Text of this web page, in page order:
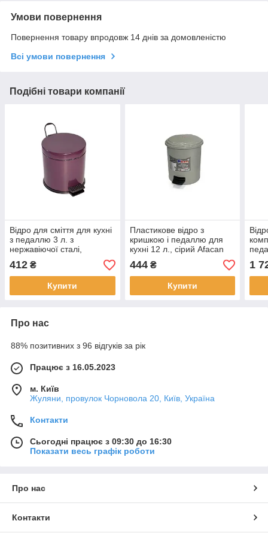
Умови повернення
Повернення товару впродовж 14 днів за домовленістю
Всі умови повернення
Подібні товари компанії
Відро для сміття для кухні
з педаллю 3 л. з
нержавіючої сталі,
(SANPREIS)
412 ₴
Купити
Пластикове відро з
кришкою і педаллю для
кухні 12 л., сірий Afacan
444₴
Купити
1
Про нас
88% позитивних з 96 відгуків за рік
Працює з 16.05.2023
м. Київ
Жуляни, провулок Чорновола 20, Київ, Україна
Контакти
Сьогодні працює з 09:30 до 16:30
Показати весь графік роботи
Про нас
Контакти